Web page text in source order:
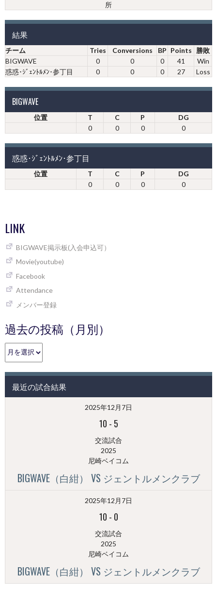
所
結果
チーム Tries Conversions BP Points
勝敗
BIGWAVE
0 0 0 41
Win
惑惑･ｼﾞｪﾝﾄﾙﾒﾝ･参丁目
0 0 0 27 Loss
BIGWAVE
位置 T C P
DG
0
0 0 0
惑惑･ｼﾞｪﾝﾄﾙﾒﾝ･参丁目
位置 T C P
DG
0
0 0 0
LINK
BIGWAVE掲示板(入会申込可）
Movie(youtube)
Facebook
Attendance
メンバー登録
過去の投稿（月別）
過
去
投
（月
最近の試合結果
2025年12月7日
10 - 5
交流試合
2025
尼崎ベイコム
BIGWAVE（白紺） VS ジェントルメンクラブ
2025年12月7日
10 - 0
交流試合
2025
尼崎ベイコム
BIGWAVE（白紺） VS ジェントルメンクラブ